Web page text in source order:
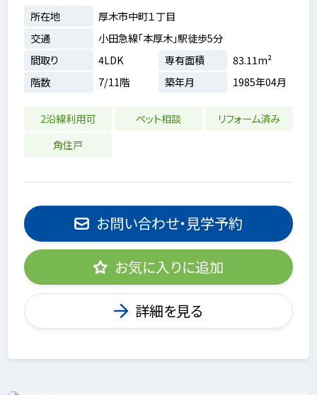
所在地
厚木市中町１丁目
交通
小田急線「本厚木」駅徒歩5分
間取り
4LDK 専有面積
83.11m²
階数
7/11階 築年月 1985年04月
2沿線利用可 ペット相談
リフォーム済み
角住戸
お問い合わせ・見学予約
お気に入りに追加
詳細を見る